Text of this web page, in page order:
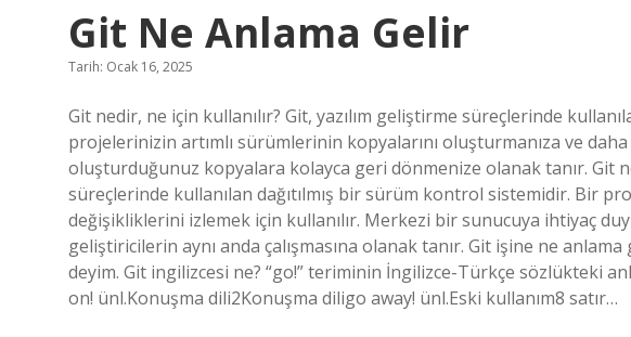
Git Ne Anlama Gelir
Tarih: Ocak 16, 2025
Git nedir, ne için kullanılır? Git, yazılım geliştirme süreçlerinde
projelerinizin artımlı sürümlerinin kopyalarını oluşturmanıza ve
oluşturduğunuz kopyalara kolayca geri dönmenize olanak tanır. Git
süreçlerinde kullanılan dağıtılmış bir sürüm kontrol sistemidir. Bir
değişikliklerini izlemek için kullanılır. Merkezi bir sunucuya ihtiyaç
geliştiricilerin aynı anda çalışmasına olanak tanır. Git işine ne
deyim. Git ingilizcesi ne? “go!” teriminin İngilizce-Türkçe sözlükteki
on! ünl.Konuşma dili2Konuşma diligo away! ünl.Eski kullanım8 satır…